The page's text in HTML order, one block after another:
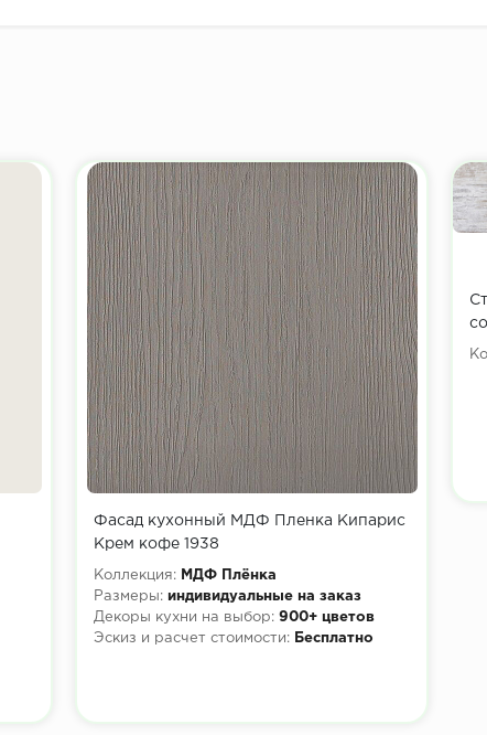
Фасад кухонный МДФ Пленка Кипарис
Крем кофе 1938
Коллекция:
МДФ Плёнка
Размеры: индивидуальные на заказ
Декоры кухни на выбор: 900+ цветов
Эскиз и расчет стоимости:
Бесплатно